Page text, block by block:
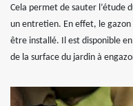
Cela permet de sauter l’étude
un entretien. En effet, le
être installé. Il est disponible
de la surface du jardin à